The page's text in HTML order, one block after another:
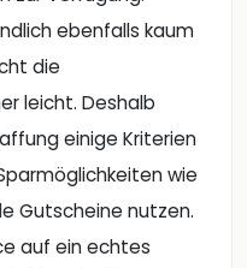
ebenfalls kaum
die
leicht. Deshalb
einige Kriterien
wie
Gutscheine nutzen.
auf ein echtes